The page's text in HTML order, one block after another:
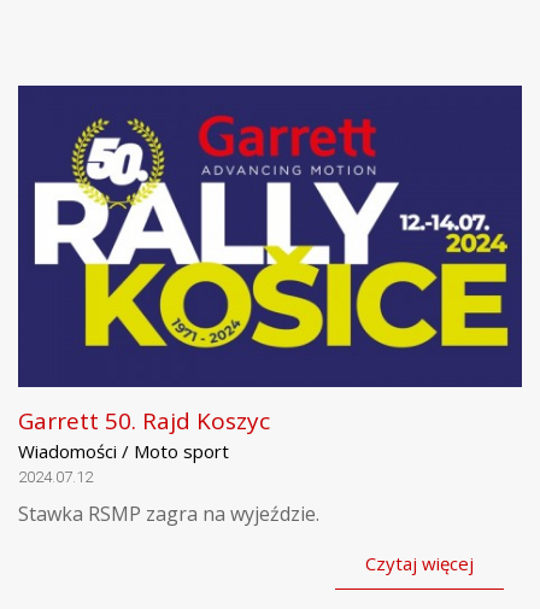
Garrett 50. Rajd Koszyc
Wiadomości / Moto sport
2024.07.12
Stawka RSMP zagra na wyjeździe.
Czytaj więcej